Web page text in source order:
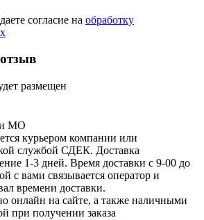
согласие на обработку
размещен
и МО
курьером компании или
службой СДЕК. Доставка
1-3 дней. Время доставки с 9-00 до
с вами связывается оператор и
времени доставки.
онлайн на сайте, а также наличными
при получении заказа